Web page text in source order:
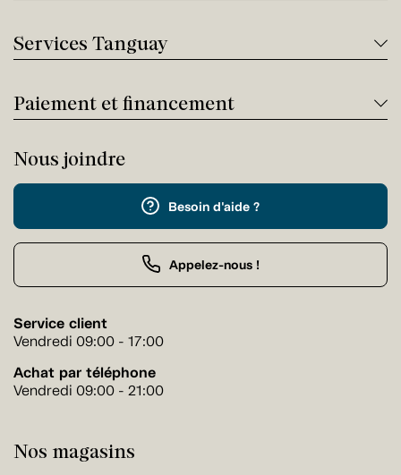
Services Tanguay
Paiement et financement
Nous joindre
Besoin d'aide ?
Appelez-nous !
Service client
Vendredi 09:00 - 17:00
Achat par téléphone
Vendredi 09:00 - 21:00
Nos magasins